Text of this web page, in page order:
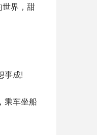
界，甜
事成!
乘车坐船